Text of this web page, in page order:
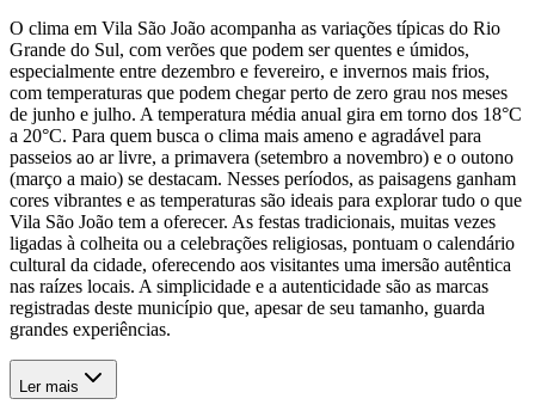
O clima em Vila São João acompanha as variações típicas do Rio
Grande do Sul, com verões que podem ser quentes e úmidos,
especialmente entre dezembro e fevereiro, e invernos mais frios,
com temperaturas que podem chegar perto de zero grau nos meses
de junho e julho. A temperatura média anual gira em torno dos 18°C
a 20°C. Para quem busca o clima mais ameno e agradável para
passeios ao ar livre, a primavera (setembro a novembro) e o outono
(março a maio) se destacam. Nesses períodos, as paisagens ganham
cores vibrantes e as temperaturas são ideais para explorar tudo o que
Vila São João tem a oferecer. As festas tradicionais, muitas vezes
ligadas à colheita ou a celebrações religiosas, pontuam o calendário
cultural da cidade, oferecendo aos visitantes uma imersão autêntica
nas raízes locais. A simplicidade e a autenticidade são as marcas
registradas deste município que, apesar de seu tamanho, guarda
grandes experiências.
Ler mais